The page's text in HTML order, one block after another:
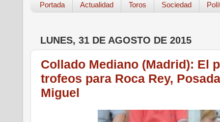
Portada Actualidad Toros Sociedad
LUNES, 31 DE AGOSTO DE 2015
Collado Mediano (Madrid): El
trofeos para Roca Rey,
Miguel